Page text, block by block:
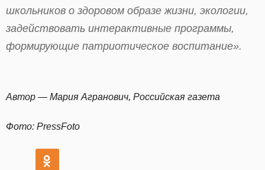
школьников о здоровом образе жизни, экологии,
задействовать интерактивные программы,
формирующие патриотическое воспитание».
Автор — Мария Агранович, Российская газета
Фото: PressFoto